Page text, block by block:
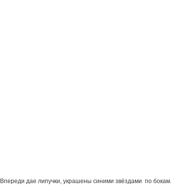
дае липучки, украшены синими звёздами по бокам.